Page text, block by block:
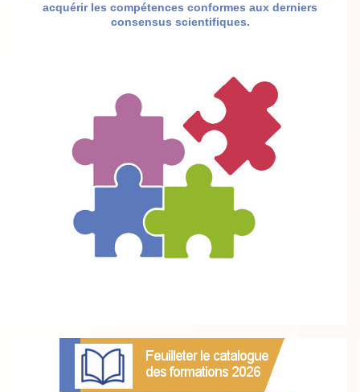
acquérir les compétences conformes aux derniers
consensus scientifiques.